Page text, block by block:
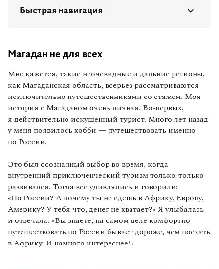
Быстрая навигация
Родом из детства
Ожидание vs реальность
Жемчужина в коллекции путешествий
Главное — люди
Дальневосточная эмоция
Магадан не для всех
Мне кажется, такие неочевидные и дальние регионы,
как Магаданская область, всерьез рассматриваются
исключительно путешественниками со стажем. Моя
история с Магаданом очень личная. Во‑первых,
я действительно искушенный турист. Много лет назад
у меня появилось хобби — путешествовать именно
по России.
Это был осознанный выбор во время, когда
внутренний приключенческий туризм только‑только
развивался. Тогда все удивлялись и говорили:
«По России? А почему ты не едешь в Африку, Европу,
Америку? У тебя что, денег не хватает?» Я улыбалась
и отвечала: «Вы знаете, на самом деле комфортно
путешествовать по России бывает дороже, чем поехать
в Африку. И намного интереснее!»